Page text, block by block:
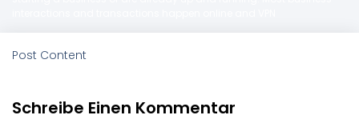
Post Content
Schreibe Einen Kommentar